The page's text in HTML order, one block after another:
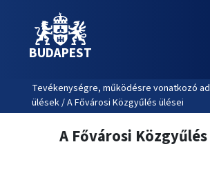
BUDAPEST
Tevékenységre, működésre vonatkozó
ülések / A Fővárosi Közgyűlés ülései
A Fővárosi